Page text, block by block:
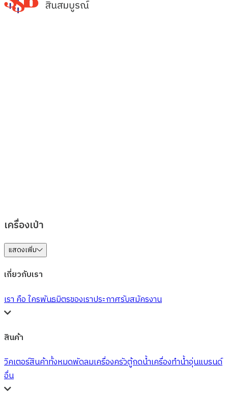
เครื่องเป่า
แสดงเพิ่ม
เกี่ยวกับเรา
เรา คือ ใครพันธมิตรของเราประกาศรับสมัครงาน
สินค้า
วิคเตอร์สินค้าทั้งหมดพัดลมเครื่องครัวตู้กดน้ำเครื่องทำน้ำอุ่นแบรนด์
อื่น